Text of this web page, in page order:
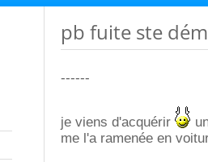
pb fuite ste
------
je viens d'acquérir
me l'a ramenée en